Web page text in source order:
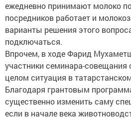
ежедневно принимают молоко
посредников работает и
варианты решения этого
подключаться.
Впрочем, в ходе Фарид
участники семинара-
целом ситуация в
Благодаря грантовым
существенно изменить саму
если в начале века